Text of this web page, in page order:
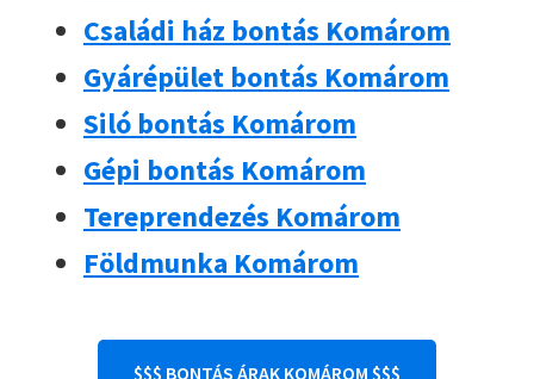
Családi ház bontás Komárom
Gyárépület bontás Komárom
Siló bontás Komárom
Gépi bontás Komárom
Tereprendezés Komárom
Földmunka Komárom
$$$ BONTÁS ÁRAK KOMÁROM $$$